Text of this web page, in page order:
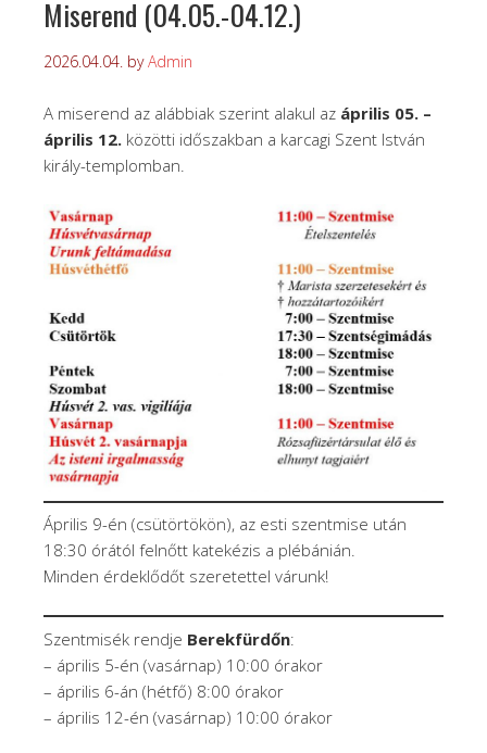
Miserend (04.05.-04.12.)
2026.04.04. byAdmin
A miserend az alábbiak szerint alakul az április 05. –
április 12. közötti időszakban a karcagi Szent István
király-templomban.
Április 9-én (csütörtökön), az esti szentmise után
18:30 órától felnőtt katekézis a plébánián.
Minden érdeklődőt szeretettel várunk!
Szentmisék rendje Berekfürdőn:
– április 5-én (vasárnap) 10:00 órakor
– április 6-án (hétfő) 8:00 órakor
– április 12-én (vasárnap) 10:00 órakor